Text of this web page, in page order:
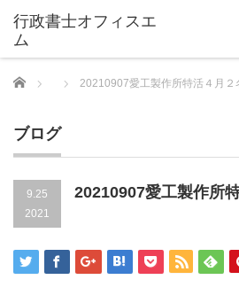
Home 20210907愛工製作所特活４月２
ブログ
9.25
2021
20210907愛工製作所